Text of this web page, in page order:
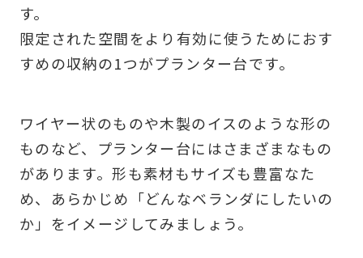
す。
限定された空間をより有効に使うためにおす
すめの収納の1つがプランター台です。
ワイヤー状のものや木製のイスのような形の
ものなど、プランター台にはさまざまなもの
があります。形も素材もサイズも豊富なた
め、あらかじめ「どんなベランダにしたいの
か」をイメージしてみましょう。